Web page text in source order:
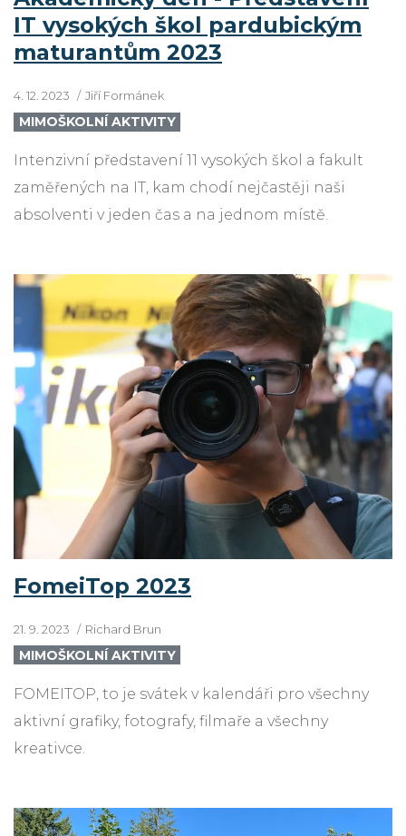
IT vysokých škol pardubickým
maturantům 2023
4. 12. 2023 Jiří Formánek
MIMOŠKOLNÍ AKTIVITY
Intenzivní představení 11 vysokých škol a fakult
zaměřených na IT, kam chodí nejčastěji naši
absolventi v jeden čas a na jednom místě.
FomeiTop 2023
21. 9. 2023 Richard Brun
MIMOŠKOLNÍ AKTIVITY
FOMEITOP, to je svátek v kalendáři pro všechny
aktivní grafiky, fotografy, filmaře a všechny
kreativce.